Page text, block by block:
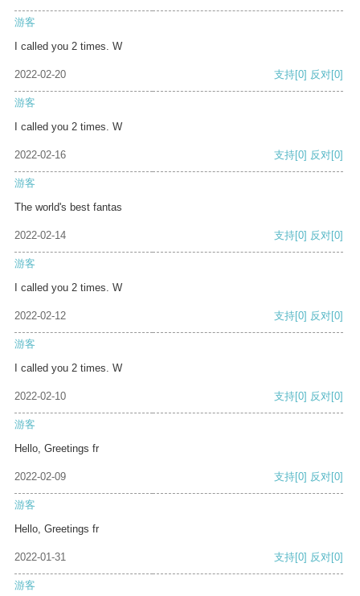
游客
I called you 2 times. W
2022-02-20 支持[0] 反对[0]
游客
I called you 2 times. W
2022-02-16 支持[0] 反对[0]
游客
The world's best fantas
2022-02-14 支持[0] 反对[0]
游客
I called you 2 times. W
2022-02-12 支持[0] 反对[0]
游客
I called you 2 times. W
2022-02-10 支持[0] 反对[0]
游客
Hello, Greetings fr
2022-02-09 支持[0] 反对[0]
游客
Hello, Greetings fr
2022-01-31 支持[0] 反对[0]
游客